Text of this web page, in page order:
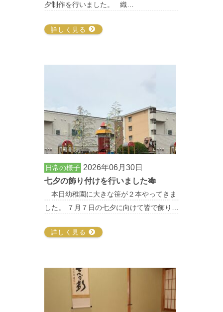
夕制作を行いました。 織…
詳しく見る
日常の様子 2026年06月30日
七夕の飾り付けを行いました🎋
本日幼稚園に大きな笹が２本やってきま
した。 ７月７日の七夕に向けて皆で飾り…
詳しく見る